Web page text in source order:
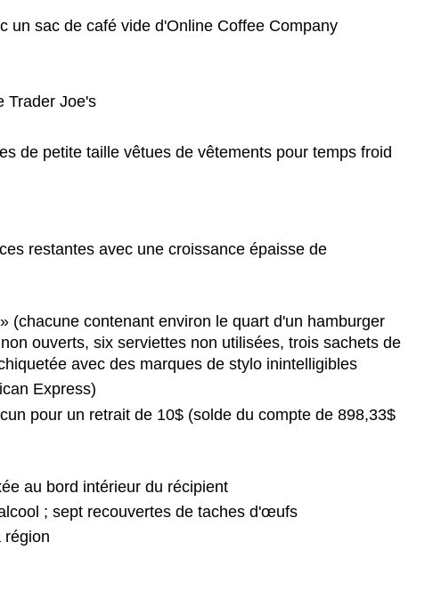
un sac de café vide d'Online Coffee Company
Trader Joe's
de petite taille vêtues de vêtements pour temps froid
restantes avec une croissance épaisse de
(chacune contenant environ le quart d'un hamburger
ouverts, six serviettes non utilisées, trois sachets de
avec des marques de stylo inintelligibles
Express)
pour un retrait de 10$ (solde du compte de 898,33$
au bord intérieur du récipient
; sept recouvertes de taches d'œufs
région